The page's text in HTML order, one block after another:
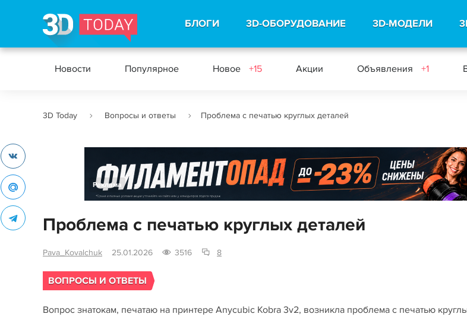
БЛОГИ 3D-ОБОРУДОВАНИЕ 3D-МОДЕЛИ
Новости Популярное Новое +15 Акции Объявления +1
3D Today Вопросы и ответы Проблема с печатью круглых деталей
Реклама
Проблема с печатью круглых деталей
Pava_Kovalchuk 25.01.2026 3516 8
ВОПРОСЫ И ОТВЕТЫ
Вопрос знатокам, печатаю на принтере Anycubic Kobra 3v2, возникла проблема с печатью